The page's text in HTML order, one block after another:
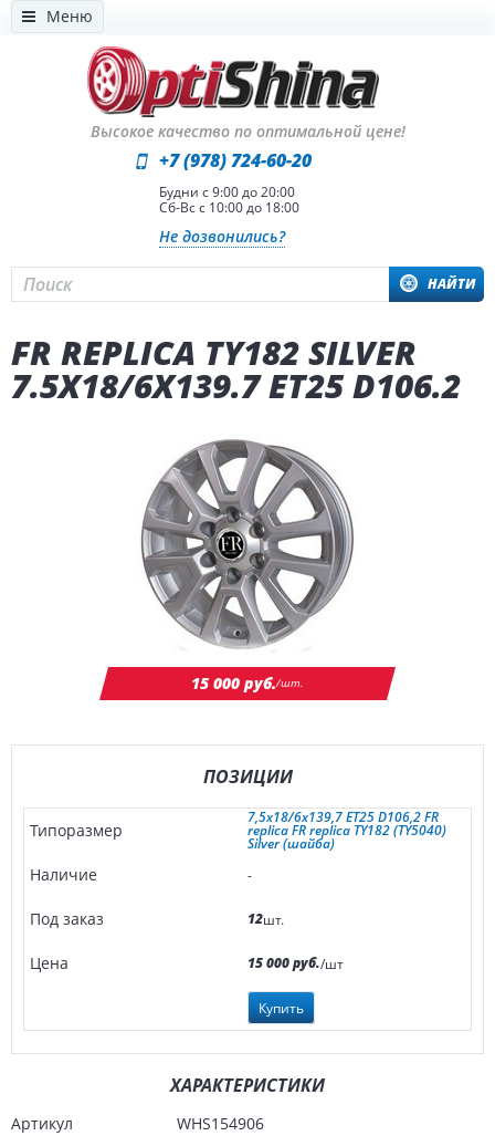
Меню
Высокое качество по оптимальной цене!
НАЙТИ
+7 (978) 724-60-20
Будни с 9:00 до 20:00
Сб-Вс с 10:00 до 18:00
Не дозвонились?
FR REPLICA TY182 SILVER
7.5X18/6X139.7 ET25 D106.2
15 000 руб./шт.
ПОЗИЦИИ
7,5x18/6x139,7 ET25 D106,2 FR
replica FR replica TY182 (TY5040)
Silver (шайба)
-
12шт.
15 000 руб./шт
Купить
ХАРАКТЕРИСТИКИ
Артикул
WHS154906